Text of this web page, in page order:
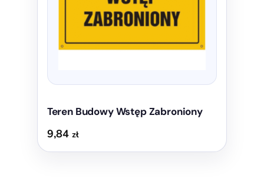
Teren Budowy Wstęp Zabroniony
9,84 zł
stronie